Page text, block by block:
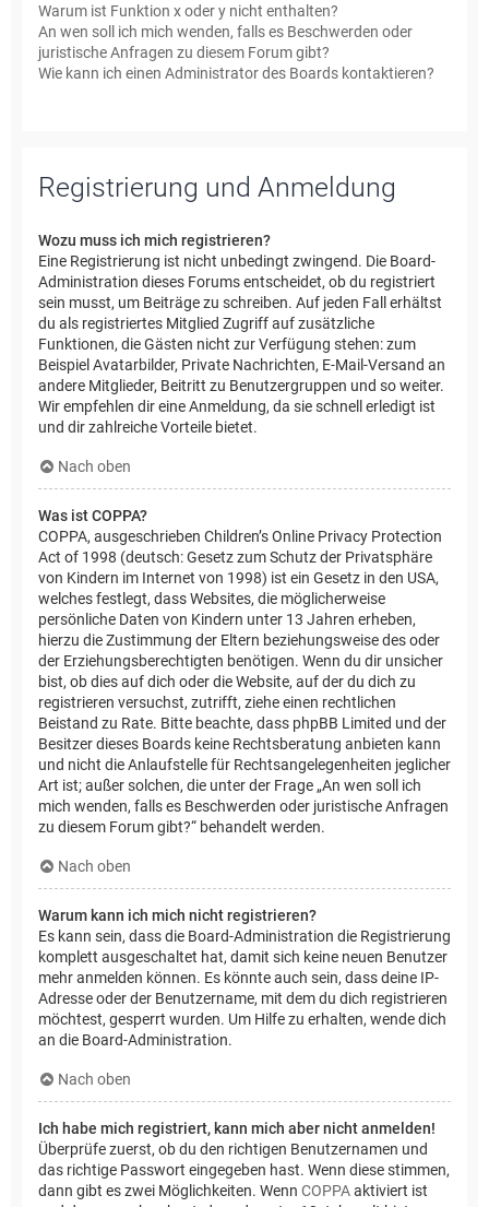
Warum ist Funktion x oder y nicht enthalten?
An wen soll ich mich wenden, falls es Beschwerden oder
juristische Anfragen zu diesem Forum gibt?
Wie kann ich einen Administrator des Boards kontaktieren?
Registrierung und Anmeldung
Wozu muss ich mich registrieren?
Eine Registrierung ist nicht unbedingt zwingend. Die Board-
Administration dieses Forums entscheidet, ob du registriert
sein musst, um Beiträge zu schreiben. Auf jeden Fall erhältst
du als registriertes Mitglied Zugriff auf zusätzliche
Funktionen, die Gästen nicht zur Verfügung stehen: zum
Beispiel Avatarbilder, Private Nachrichten, E-Mail-Versand an
andere Mitglieder, Beitritt zu Benutzergruppen und so weiter.
Wir empfehlen dir eine Anmeldung, da sie schnell erledigt ist
und dir zahlreiche Vorteile bietet.
Nach oben
Was ist COPPA?
COPPA, ausgeschrieben Children’s Online Privacy Protection
Act of 1998 (deutsch: Gesetz zum Schutz der Privatsphäre
von Kindern im Internet von 1998) ist ein Gesetz in den USA,
welches festlegt, dass Websites, die möglicherweise
persönliche Daten von Kindern unter 13 Jahren erheben,
hierzu die Zustimmung der Eltern beziehungsweise des oder
der Erziehungsberechtigten benötigen. Wenn du dir unsicher
bist, ob dies auf dich oder die Website, auf der du dich zu
registrieren versuchst, zutrifft, ziehe einen rechtlichen
Beistand zu Rate. Bitte beachte, dass phpBB Limited und der
Besitzer dieses Boards keine Rechtsberatung anbieten kann
und nicht die Anlaufstelle für Rechtsangelegenheiten jeglicher
Art ist; außer solchen, die unter der Frage „An wen soll ich
mich wenden, falls es Beschwerden oder juristische Anfragen
zu diesem Forum gibt?“ behandelt werden.
Nach oben
Warum kann ich mich nicht registrieren?
Es kann sein, dass die Board-Administration die Registrierung
komplett ausgeschaltet hat, damit sich keine neuen Benutzer
mehr anmelden können. Es könnte auch sein, dass deine IP-
Adresse oder der Benutzername, mit dem du dich registrieren
möchtest, gesperrt wurden. Um Hilfe zu erhalten, wende dich
an die Board-Administration.
Nach oben
Ich habe mich registriert, kann mich aber nicht anmelden!
Überprüfe zuerst, ob du den richtigen Benutzernamen und
das richtige Passwort eingegeben hast. Wenn diese stimmen,
dann gibt es zwei Möglichkeiten. Wenn COPPAaktiviert ist